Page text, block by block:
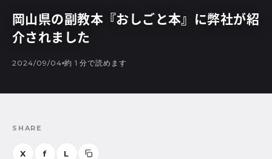
岡山県の副教本『おしごと本』に弊社が紹
介されました
2024/09/04 約 1 分で読めます
SHARE
X f L